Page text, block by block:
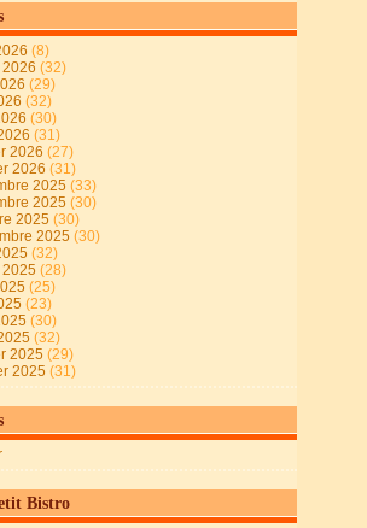
(8)
(32)
(29)
(32)
(30)
(31)
2026 (27)
2026 (31)
2025 (33)
2025 (30)
2025 (30)
2025 (30)
(32)
(28)
(25)
(23)
(30)
(32)
2025 (29)
2025 (31)
Bistro